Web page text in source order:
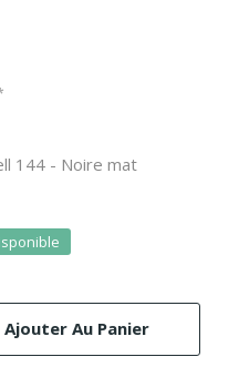
144 - Noire mat
Ajouter Au Panier